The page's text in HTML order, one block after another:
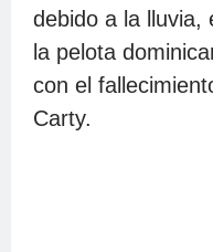
debido a la lluvia,
la pelota
con el
Carty.